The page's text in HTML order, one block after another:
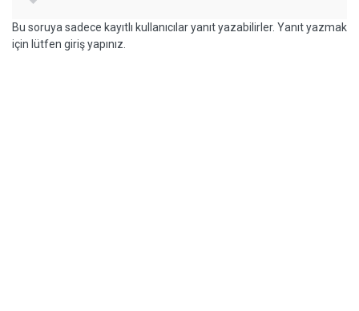
Bu soruya sadece kayıtlı kullanıcılar yanıt yazabilirler. Yanıt yazmak
için lütfen giriş yapınız.